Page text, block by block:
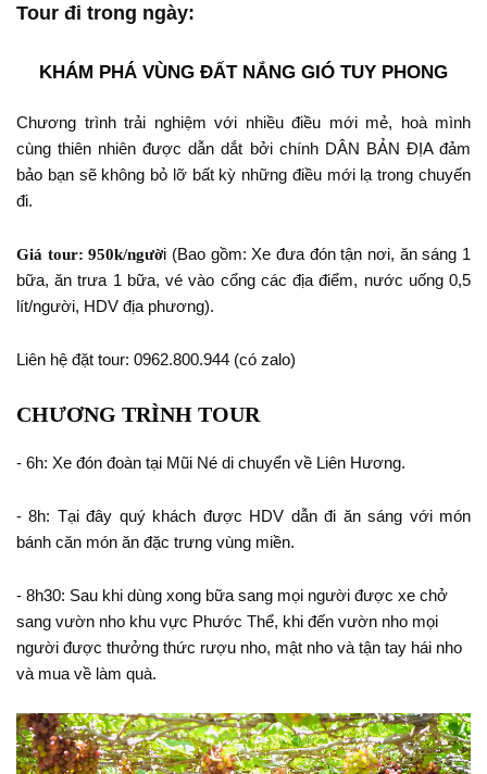
Tour đi trong ngày:
KHÁM PHÁ VÙNG ĐẤT NẮNG GIÓ TUY PHONG
Chương trình trải nghiệm với nhiều điều mới mẻ, hoà mình
cùng thiên nhiên được dẫn dắt bởi chính DÂN BẢN ĐỊA đảm
bảo bạn sẽ không bỏ lỡ bất kỳ những điều mới lạ trong chuyến
đi.
Giá tour: 950k/người (Bao gồm: Xe đưa đón tận nơi, ănsáng 1
bữa, ăntrưa 1 bữa,vé vào cổng các địa điểm, nước uống 0,5
lít/người, HDV địa phương).
Liên hệ đặt tour: 0962.800.944 (có zalo)
CHƯƠNG TRÌNH TOUR
- 6h: Xe đón đoàn tại Mũi Né di chuyển về Liên Hương.
- 8h: Tại đây quý khách được HDV dẫn đi ăn sáng với món
bánh căn món ăn đặc trưng vùng miền.
- 8h30: Sau khi dùng xong bữa sang mọi người được xe chở
sang vườn nho khu vực Phước Thể, khi đến vườn nho mọi
người được thưởng thức rượu nho, mật nho và tận tay hái nho
và mua về làm quà.